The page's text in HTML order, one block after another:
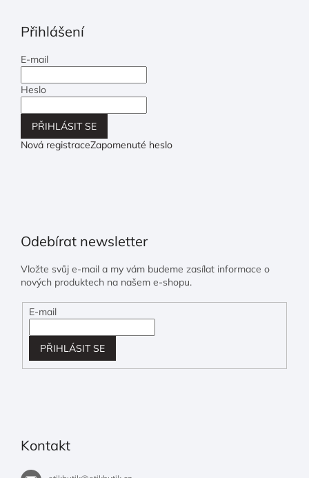
Přihlášení
E-mail
Heslo
PŘIHLÁSIT SE
Nová registraceZapomenuté heslo
Odebírat newsletter
Vložte svůj e-mail a my vám budeme zasílat informace o
nových produktech na našem e-shopu.
E-mail
PŘIHLÁSIT SE
Kontakt